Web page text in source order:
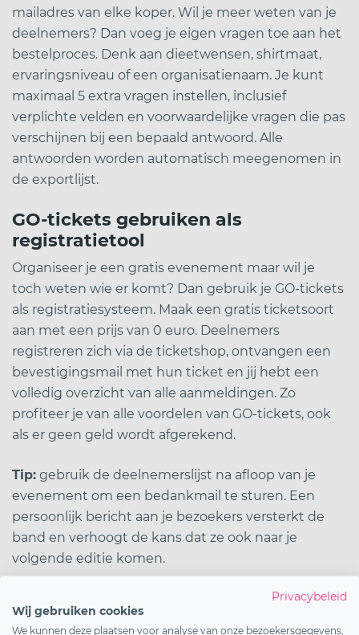
mailadres van elke koper. Wil je meer weten van je
deelnemers? Dan voeg je eigen vragen toe aan het
bestelproces. Denk aan dieetwensen, shirtmaat,
ervaringsniveau of een organisatienaam. Je kunt
maximaal 5 extra vragen instellen, inclusief
verplichte velden en voorwaardelijke vragen die pas
verschijnen bij een bepaald antwoord. Alle
antwoorden worden automatisch meegenomen in
de exportlijst.
GO-tickets gebruiken als
registratietool
Organiseer je een gratis evenement maar wil je
toch weten wie er komt? Dan gebruik je GO-tickets
als registratiesysteem. Maak een gratis ticketsoort
aan met een prijs van 0 euro. Deelnemers
registreren zich via de ticketshop, ontvangen een
bevestigingsmail met hun ticket en jij hebt een
volledig overzicht van alle aanmeldingen. Zo
profiteer je van alle voordelen van GO-tickets, ook
als er geen geld wordt afgerekend.
Tip: gebruik de deelnemerslijst na afloop van je
evenement om een bedankmail te sturen. Een
persoonlijk bericht aan je bezoekers versterkt de
band en verhoogt de kans dat ze ook naar je
volgende editie komen.
Start vandaag
Privacybeleid
Wij gebruiken cookies
We kunnen deze plaatsen voor analyse van onze bezoekersgegevens,